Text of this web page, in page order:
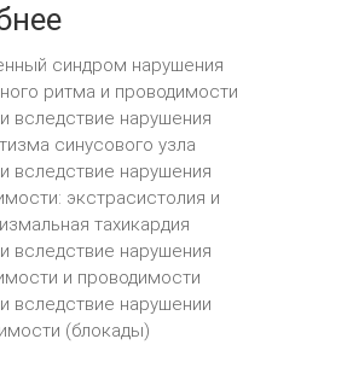
синдром нарушения
ритма и проводимости
вследствие нарушения
синусового узла
вследствие нарушения
экстрасистолия и
тахикардия
вследствие нарушения
и проводимости
вследствие нарушении
(блокады)